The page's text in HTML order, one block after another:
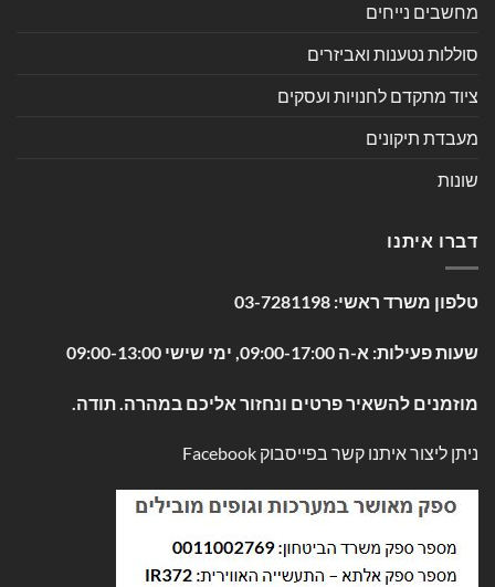
מחשבים נייחים
סוללות נטענות ואביזרים
ציוד מתקדם לחנויות ועסקים
מעבדת תיקונים
שונות
דברו איתנו
טלפון משרד ראשי: 03-7281198
שעות פעילות: א-ה 09:00-17:00, ימי שישי 09:00-13:00
מוזמנים להשאיר פרטים ונחזור אליכם במהרה. תודה.
ניתן ליצור איתנו קשר בפייסבוק Facebook